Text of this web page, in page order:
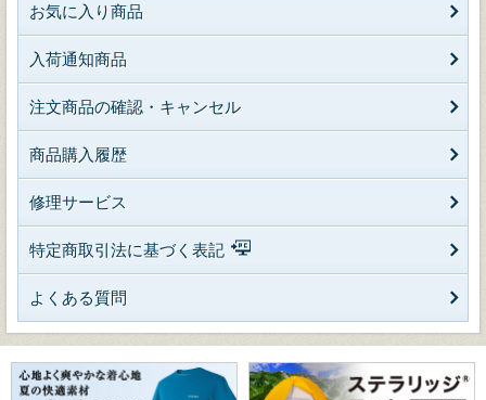
お気に入り商品
入荷通知商品
注文商品の確認・キャンセル
商品購入履歴
修理サービス
特定商取引法に基づく表記
よくある質問